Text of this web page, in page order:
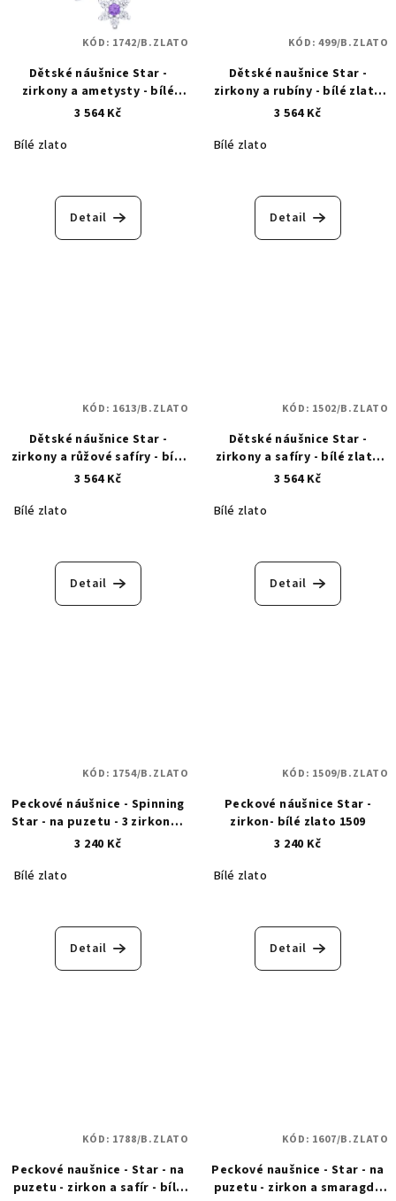
Dětské náušnice Star -
zirkony a ametysty - bílé
zlato 1742
3 564 Kč
Bílé zlato
Detail
KÓD: 1742/B.ZLATO
Dětské naušnice Star -
zirkony a rubíny - bílé zlato
499
3 564 Kč
Bílé zlato
Detail
KÓD:499/B.ZLATO
Dětské náušnice Star -
zirkony a růžové safíry - bílé
zlato 1613
3 564 Kč
Bílé zlato
Detail
KÓD: 1613/B.ZLATO
Dětské náušnice Star -
zirkony a safíry - bílé zlato
1502
3 564 Kč
Bílé zlato
Detail
KÓD: 1502/B.ZLATO
Peckové náušnice - Spinning
Star - na puzetu - 3 zirkony -
bílé zlato 1754
3 240 Kč
Bílé zlato
Detail
KÓD: 1754/B.ZLATO
Peckové náušnice Star -
zirkon- bílé zlato 1509
3 240 Kč
Bílé zlato
Detail
KÓD: 1509/B.ZLATO
Peckové naušnice - Star - na
puzetu - zirkon a safír - bílé
KÓD: 1788/B.ZLATO
Peckové naušnice - Star - na
puzetu - zirkon a smaragd -
KÓD: 1607/B.ZLATO